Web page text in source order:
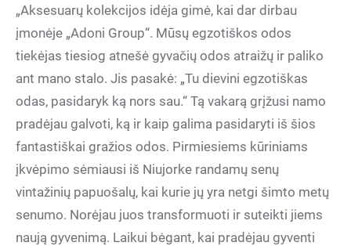
„Aksesuarų kolekcijos idėja gimė, kai dar dirbau
įmonėje „Adoni Group“. Mūsų egzotiškos odos
tiekėjas tiesiog atnešė gyvačių odos atraižų ir paliko
ant mano stalo. Jis pasakė: „Tu dievini egzotiškas
odas, pasidaryk ką nors sau.“ Tą vakarą grįžusi namo
pradėjau galvoti, ką ir kaip galima pasidaryti iš šios
fantastiškai gražios odos. Pirmiesiems kūriniams
įkvėpimo sėmiausi iš Niujorke randamų senų
vintažinių papuošalų, kai kurie jų yra netgi šimto metų
senumo. Norėjau juos transformuoti ir suteikti jiems
naują gyvenimą. Laikui bėgant, kai pradėjau gyventi